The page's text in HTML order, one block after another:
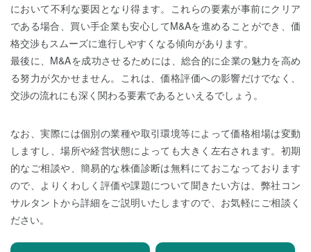
において不利な要因となり得ます。これらの要素が事前にクリア
である場合、買い手企業も安心してM&Aを進めることができ、価
格交渉もスムーズに進行しやすくなる傾向があります。
最後に、M&Aを成功させるためには、総合的に企業の魅力を高め
る努力が欠かせません。これは、価格評価への影響だけでなく、
交渉の流れにも深く関わる要素であるといえるでしょう。
なお、実際には個別の業種や取引環境等によって価格相場は変動
しますし、場所や経営状態によっても大きく左右されます。初期
的なご相談や、簡易的な株価診断は無料にておこなっております
ので、よりくわしく評価や課題について聞きたい方は、弊社コン
サルタントから詳細をご説明いたしますので、お気軽にご相談く
ださい。